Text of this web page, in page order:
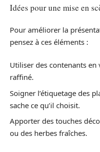
Idées pour une mise en
Pour améliorer la
pensez à ces éléments :
Utiliser des contenants
raffiné.
Soigner l’étiquetage des
sache ce qu’il choisit.
Apporter des touches
ou des herbes fraîches.